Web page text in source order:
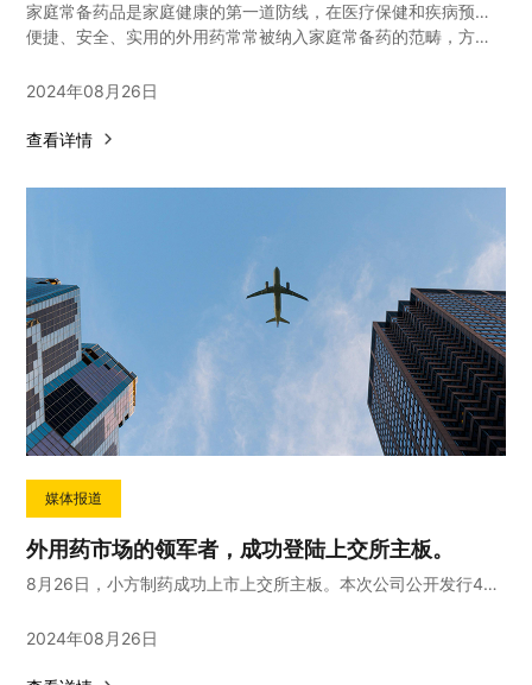
家庭常备药品是家庭健康的第一道防线，在医疗保健和疾病预防中发挥着重要作用。
便捷、安全、实用的外用药常常被纳入家庭常备药的范畴，方便家庭成员在遇到小病小痛时能够快速自我治疗。
2024年08月26日
查看详情
媒体报道
外用药市场的领军者，成功登陆上交所主板。
8月26日，小方制药成功上市上交所主板。本次公司公开发行4000万股，发行价格12.47元/股，募集总额近5亿元。
2024年08月26日